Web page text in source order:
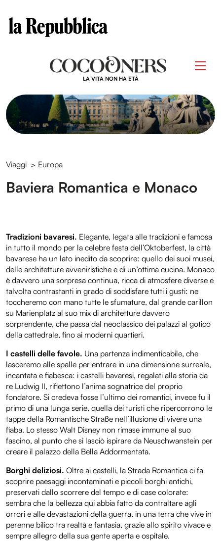
LA VITA NON HA ETÀ
Viaggi > Europa
Baviera Romantica e Monaco
Tradizioni bavaresi. Elegante, legata alle tradizioni e famosa
in tutto il mondo per la celebre festa dell’Oktoberfest, la città
bavarese ha un lato inedito da scoprire: quello dei suoi musei,
delle architetture avveniristiche e di un’ottima cucina. Monaco
è davvero una sorpresa continua, ricca di atmosfere diverse e
talvolta contrastanti in grado di soddisfare tutti i gusti: ne
toccheremo con mano tutte le sfumature, dal grande carillon
su Marienplatz al suo mix di architetture davvero
sorprendente, che passa dal neoclassico dei palazzi al gotico
della cattedrale, fino ai moderni quartieri.
I castelli delle favole. Una partenza indimenticabile, che
lasceremo alle spalle per entrare in una dimensione surreale,
incantata e fiabesca: i castelli bavaresi, regalati alla storia da
re Ludwig II, riflettono l’anima sognatrice del proprio
fondatore. Si credeva fosse l’ultimo dei romantici, invece fu il
primo di una lunga serie, quella dei turisti che ripercorrono le
tappe della Romantische Straße nell’illusione di vivere una
fiaba. Lo stesso Walt Disney non rimase immune al suo
fascino, al punto che si lasciò ispirare da Neuschwanstein per
creare il palazzo della Bella Addormentata.
Borghi deliziosi. Oltre ai castelli, la Strada Romantica ci fa
scoprire paesaggi incontaminati e piccoli borghi antichi,
preservati dallo scorrere del tempo e di case colorate:
sembra che la bellezza qui abbia fatto da contraltare agli
orrori e alle devastazioni della guerra, in una terra che vive in
perenne bilico tra realtà e fantasia, grazie allo spirito vivace e
sempre allegro della sua gente aperta e ospitale.